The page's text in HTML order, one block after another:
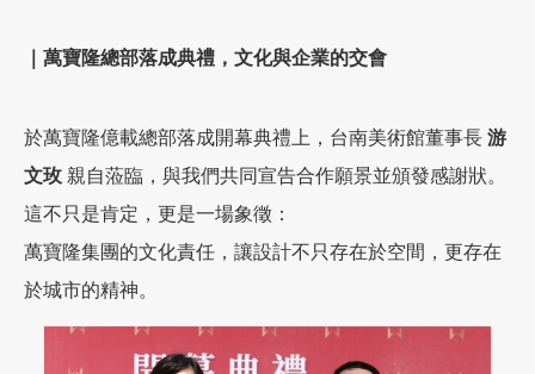
｜萬寶隆總部落成典禮，文化與企業的交會
於萬寶隆億載總部落成開幕典禮上，台南美術館董事長 游
文玫 親自蒞臨，與我們共同宣告合作願景並頒發感謝狀。
這不只是肯定，更是一場象徵：
萬寶隆集團的文化責任，讓設計不只存在於空間，更存在
於城市的精神。